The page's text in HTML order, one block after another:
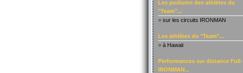
Les podiums des athlètes du
"Team"...
» sur les circuits IRONMAN
Les athlètes du "Team"...
» à Hawaii
Performances sur distance Full-
IRONMAN...